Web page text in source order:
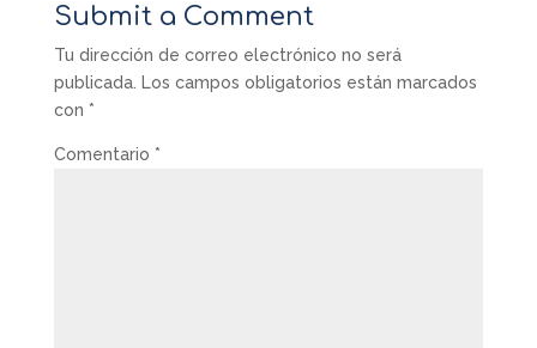
Submit a Comment
Tu dirección de correo electrónico no será
publicada. Los campos obligatorios están marcados
con *
Comentario *